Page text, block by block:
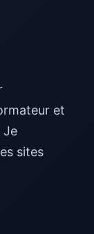
et
Je
sites